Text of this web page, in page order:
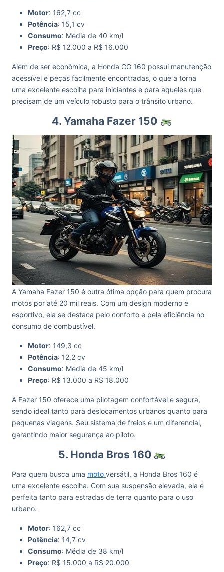
Motor: 162,7 cc
Potência: 15,1 cv
Consumo: Média de 40 km/l
Preço: R$ 12.000 a R$ 16.000
Além de ser econômica, a Honda CG 160 possui manutenção
acessível e peças facilmente encontradas, o que a torna
uma excelente escolha para iniciantes e para aqueles que
precisam de um veículo robusto para o trânsito urbano.
4. Yamaha Fazer 150
A Yamaha Fazer 150 é outra ótima opção para quem procura
motos por até 20 mil reais. Com um design moderno e
esportivo, ela se destaca pelo conforto e pela eficiência no
consumo de combustível.
Motor: 149,3 cc
Potência: 12,2 cv
Consumo: Média de 45 km/l
Preço: R$ 13.000 a R$ 18.000
A Fazer 150 oferece uma pilotagem confortável e segura,
sendo ideal tanto para deslocamentos urbanos quanto para
pequenas viagens. Seu sistema de freios é um diferencial,
garantindo maior segurança ao piloto.
5. Honda Bros 160
Para quem busca uma moto versátil, a Honda Bros 160 é
uma excelente escolha. Com sua suspensão elevada, ela é
perfeita tanto para estradas de terra quanto para o uso
urbano.
Motor: 162,7 cc
Potência: 14,7 cv
Consumo: Média de 38 km/l
Preço: R$ 15.000 a R$ 20.000